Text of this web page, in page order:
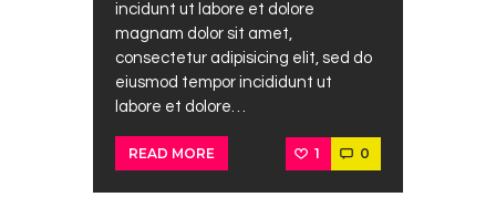
incidunt ut labore et dolore
magnam dolor sit amet,
consectetur adipisicing elit, sed do
eiusmod tempor incididunt ut
labore et dolore…
READ MORE 1 0